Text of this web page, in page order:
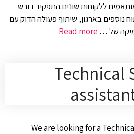
ללקוחות שונים.התפקיד דורש
נוספים בארגון, שיתוף פעולה הדוק עם
של … Read more
Technical
We are looking for a